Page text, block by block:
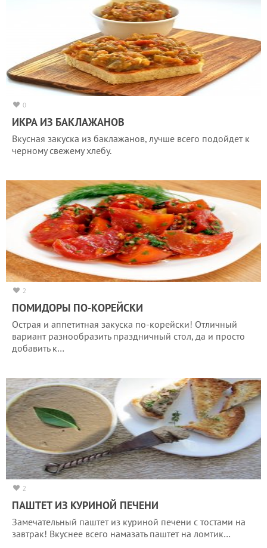
0
ИКРА ИЗ БАКЛАЖАНОВ
Вкусная закуска из баклажанов, лучше всего подойдет к
черному свежему хлебу.
2
ПОМИДОРЫ ПО-КОРЕЙСКИ
Острая и аппетитная закуска по-корейски! Отличный
вариант разнообразить праздничный стол, да и просто
добавить к…
2
ПАШТЕТ ИЗ КУРИНОЙ ПЕЧЕНИ
Замечательный паштет из куриной печени с тостами на
завтрак! Вкуснее всего намазать паштет на ломтик…